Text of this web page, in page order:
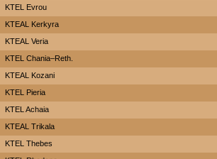
KTEL Evrou
KTEAL Kerkyra
KTEAL Veria
KTEL Chania–Reth.
KTEAL Kozani
KTEL Pieria
KTEL Achaia
KTEAL Trikala
KTEL Thebes